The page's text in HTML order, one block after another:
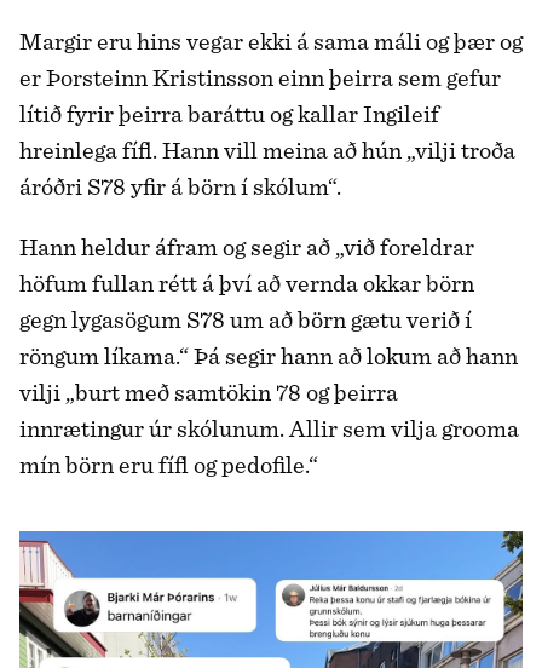
Margir eru hins vegar ekki á sama máli og þær og
er Þorsteinn Kristinsson einn þeirra sem gefur
lítið fyrir þeirra baráttu og kallar Ingileif
hreinlega fífl. Hann vill meina að hún „vilji troða
áróðri S78 yfir á börn í skólum“.
Hann heldur áfram og segir að „við foreldrar
höfum fullan rétt á því að vernda okkar börn
gegn lygasögum S78 um að börn gætu verið í
röngum líkama.“ Þá segir hann að lokum að hann
vilji „burt með samtökin 78 og þeirra
innrætingur úr skólunum. Allir sem vilja grooma
mín börn eru fífl og pedofile.“